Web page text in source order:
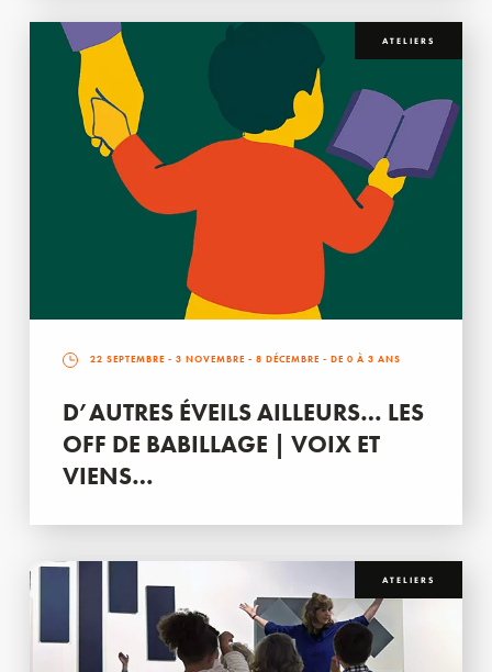
ATELIERS
22 SEPTEMBRE - 3 NOVEMBRE - 8 DÉCEMBRE - DE 0 À 3 ANS
D’AUTRES ÉVEILS AILLEURS… LES
OFF DE BABILLAGE | VOIX ET
VIENS…
ATELIERS